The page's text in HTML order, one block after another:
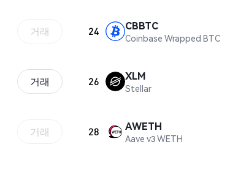
거래 24 CBBTC
Coinbase Wrapped BTC
거래 26 XLM
Stellar
거래 28 AWETH
Aave v3 WETH